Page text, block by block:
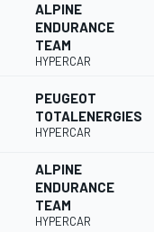
ALPINE
ENDURANCE
TEAM
HYPERCAR
PEUGEOT
TOTALENERGIES
HYPERCAR
ALPINE
ENDURANCE
TEAM
HYPERCAR